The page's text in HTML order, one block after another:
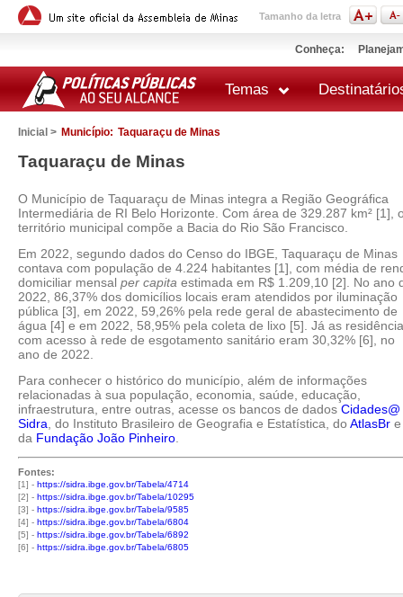
Tamanho da letra
Conheça:
Temas
Inicial > Município: Taquaraçu de Minas
Taquaraçu de Minas
O Município de Taquaraçu de Minas integra a Região Geográfica
Intermediária de RI Belo Horizonte. Com área de 329.287 km² [1],
território municipal compõe a Bacia do Rio São Francisco.
Em 2022, segundo dados do Censo do IBGE, Taquaraçu de Minas
contava com população de 4.224 habitantes [1], com média de
domiciliar mensal per capita estimada em R$ 1.209,10 [2]. No ano
2022, 86,37% dos domicílios locais eram atendidos por iluminação
pública [3], em 2022, 59,26% pela rede geral de abastecimento de
água [4] e em 2022, 58,95% pela coleta de lixo [5]. Já as
com acesso à rede de esgotamento sanitário eram 30,32% [6], no
ano de 2022.
Para conhecer o histórico do município, além de informações
relacionadas à sua população, economia, saúde, educação,
infraestrutura, entre outras, acesse os bancos de dados Cidades@
Sidra , do Instituto Brasileiro de Geografia e Estatística, doAtlasBr e
da Fundação João Pinheiro
Fontes:
[1] - https://sidra.ibge.gov.br/Tabela/4714
[2] - https://sidra.ibge.gov.br/Tabela/10295
[3] - https://sidra.ibge.gov.br/Tabela/9585
[4] - https://sidra.ibge.gov.br/Tabela/6804
[5] - https://sidra.ibge.gov.br/Tabela/6892
[6] - https://sidra.ibge.gov.br/Tabela/6805